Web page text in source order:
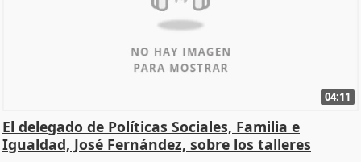
04:11
El delegado de Políticas Sociales, Familia e
Igualdad, José Fernández, sobre los talleres